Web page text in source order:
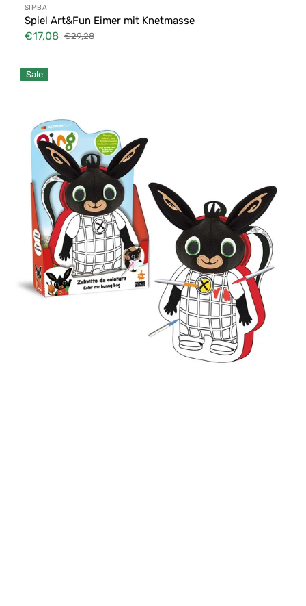
Anbieter:
SIMBA
Spiel Art&Fun Eimer mit Knetmasse
Verkaufspreis
€17,08
Normaler
€29,28
Rücksack
zumSale